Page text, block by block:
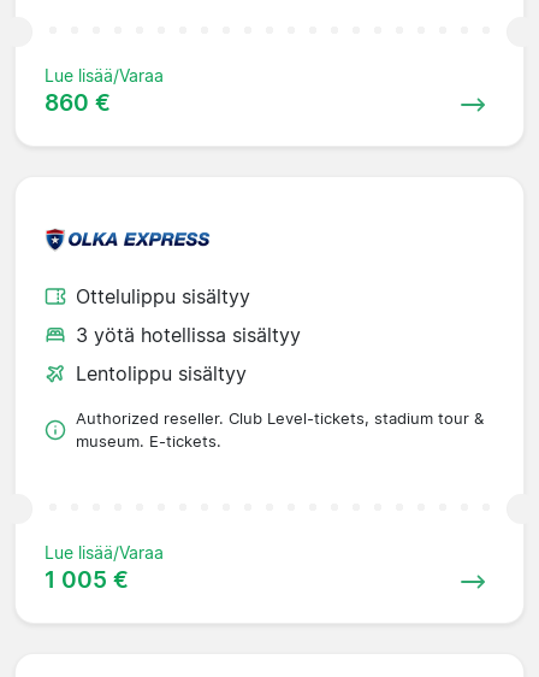
Lue lisää/Varaa
860 €
Ottelulippu sisältyy
3 yötä hotellissa sisältyy
Lentolippu sisältyy
Authorized reseller. Club Level-tickets, stadium tour &
museum. E-tickets.
Lue lisää/Varaa
1 005 €